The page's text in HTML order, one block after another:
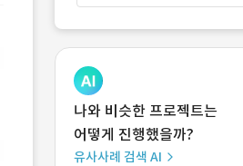
나와 비슷한 프로젝트는
어떻게 진행했을까?
유사사례 검색 AI